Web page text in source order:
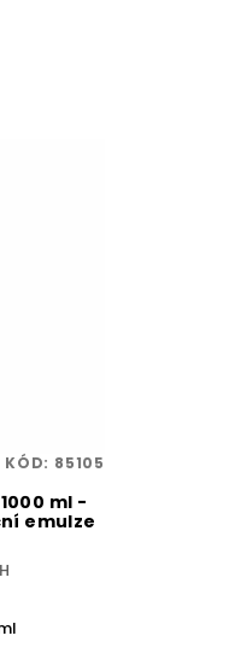
1000 ml -
emulze
KÓD: 85105